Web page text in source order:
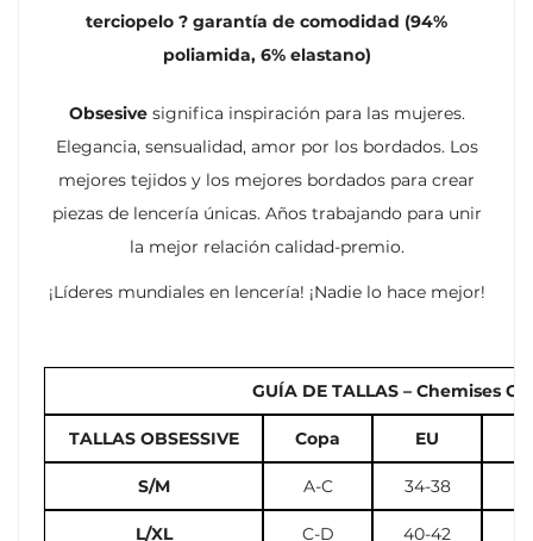
terciopelo ? garantía de comodidad (94%
poliamida, 6% elastano)
Obsesivesignifica inspiración para las mujeres.
Elegancia, sensualidad, amor por los bordados. Los
mejores tejidos y los mejores bordados para crear
piezas de lencería únicas. Años trabajando para unir
la mejor relación calidad-premio.
¡Líderes mundiales en lencería! ¡Nadie lo hace mejor!
GUÍA DE TALLAS – Chemises
TALLAS OBSESSIVE Copa EU
S/M A-C 34-38
L/XL C-D 40-42